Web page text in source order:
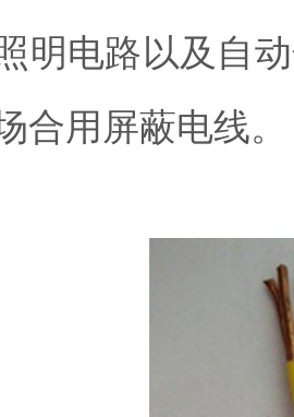
明电路以及自
合用屏蔽电线。